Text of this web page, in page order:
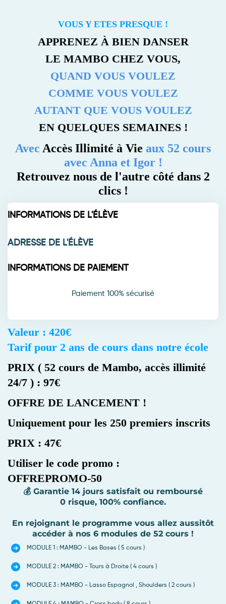
VOUS Y ETES PRESQUE !
APPRENEZ À BIEN DANSER
LE MAMBO CHEZ VOUS,
QUAND VOUS VOULEZ
COMME VOUS VOULEZ
AUTANT QUE VOUS VOULEZ
EN QUELQUES SEMAINES !
Avec Accès Illimité à Vie aux 52 cours
avec Anna et Igor !
Retrouvez nous de l'autre côté dans 2
clics !
INFORMATIONS DE L'ÉLÈVE
ADRESSE DE L'ÉLÈVE
INFORMATIONS DE PAIEMENT
Paiement 100% sécurisé
Valeur : 420€
Tarif pour 2 ans de cours dans notre école
PRIX ( 52 cours de Mambo, accès illimité
24/7 ) : 97€
OFFRE DE LANCEMENT !
Uniquement pour les 250 premiers inscrits
PRIX : 47€
Utiliser le code promo :
OFFREPROMO-50
💰 Garantie 14 jours satisfait ou remboursé
0 risque, 100% confiance.
En rejoignant le programme vous allez aussitôt
accéder à nos 6 modules de 52 cours !
MODULE 1 : MAMBO - Les Bases ( 5 cours )
MODULE 2 : MAMBO - Tours à Droite ( 4 cours )
MODULE 3 : MAMBO - Lasso Espagnol , Shoulders ( 2 cours )